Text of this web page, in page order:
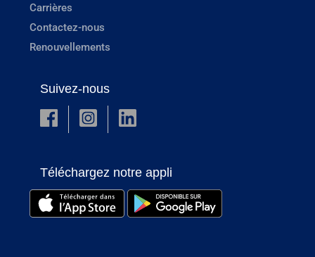
Carrières
Contactez-nous
Renouvellements
Suivez-nous
Téléchargez notre appli